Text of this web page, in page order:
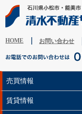
HOME お問い合わせ
売買情報
賃貸情報